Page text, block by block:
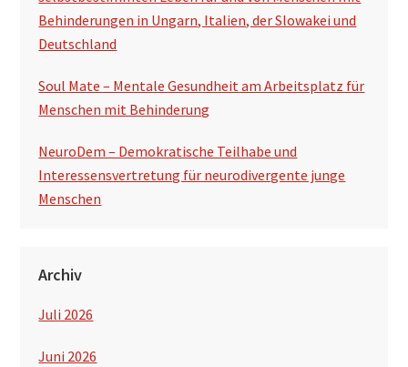
Behinderungen in Ungarn, Italien, der Slowakei und
Deutschland
Soul Mate – Mentale Gesundheit am Arbeitsplatz für
Menschen mit Behinderung
NeuroDem – Demokratische Teilhabe und
Interessensvertretung für neurodivergente junge
Menschen
Archiv
Juli 2026
Juni 2026